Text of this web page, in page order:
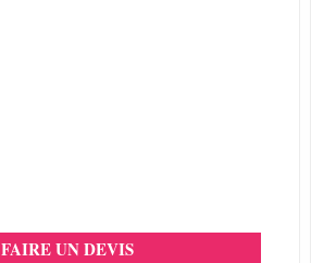
FAIRE UN DEVIS